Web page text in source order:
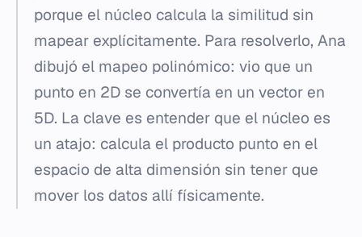
porque el núcleo calcula la similitud sin
mapear explícitamente. Para resolverlo, Ana
dibujó el mapeo polinómico: vio que un
punto en 2D se convertía en un vector en
5D. La clave es entender que el núcleo es
un atajo: calcula el producto punto en el
espacio de alta dimensión sin tener que
mover los datos allí físicamente.